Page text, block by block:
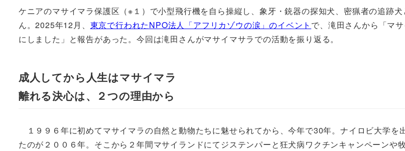
ケニアのマサイマラ保護区（※１）で小型飛行機を自ら操縦し、象牙・銃器の探知犬、密猟者の追跡
ん。2025年12月、 東京で行われたNPO法人「アフリカゾウの涙」のイベント で、滝田さんから「マ
にしました」と報告があった。今回は滝田さんがマサイマサラでの活動を振り返る。
成人してから人生はマサイマラ
離れる決心は、２つの理由から
１９９６年に初めてマサイマラの自然と動物たちに魅せられてから、今年で30年。ナイロビ大学
たのが２００６年。そこから２年間マサイランドにてジステンパーと狂犬病ワクチンキャンペーン